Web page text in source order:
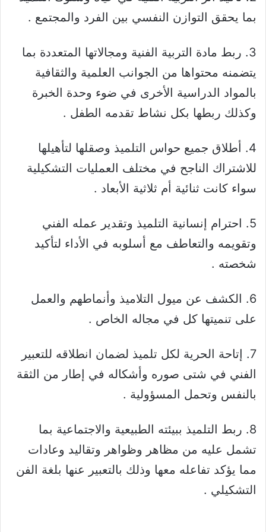
بما يحقق التوازن النفسي بين الفرد والمجتمع .
3. ربط مادة التربية الفنية ومجالاتها المتعددة بما
يتضمنه محتواها من الجوانب العلمية والثقافية
بالمواد الدراسية الأخرى في ضوء وحدة الخبرة
وكذلك ربطها بكل نشاط تقدمه الطفل .
4. أطلاق جميع حواس التلميذ وصقلها لتأهيلها
للاشتراك الناجح في مختلف العمليات التشكيلية
سواء كانت ثنائية أم ثلاثية الأبعاد .
5. احترام إنسانية التلميذ وتقدير عمله الفني
وتقويمه والتعاطف مع أسلوبه في الأداء لتأكيد
شخصته .
6. الكشف عن ميول التلاميذ وأنماطهم والعمل
على تنميتها كل في مجاله الخاص .
7. إتاحة الحرية لكل تلميذ لضمان انطلاقه للتعبير
الفني في شتى صوره وأشكاله في إطار من الثقة
بالنفس وتحمل المسؤولية .
8. ربط التلميذ ببيئته الطبيعية والاجتماعية بما
تشمل عليه من مظاهر وظواهر وتقاليد وعادات
مما يؤكد تفاعله معها وذلك بالتعبير عنها بلغة الفن
التشكيلي .